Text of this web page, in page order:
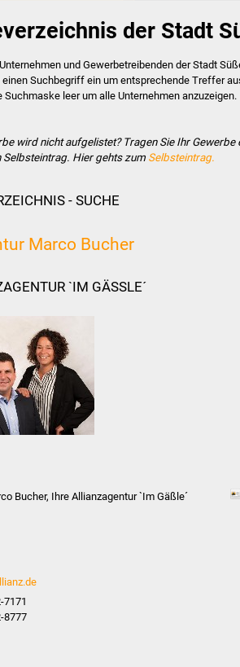
der Stadt
und Gewerbetreibenden der Stadt
einen Suchbegriff ein um entsprechende Treffer
Suchmaske leer um alle Unternehmen anzuzeigen.
wird nicht aufgelistet? Tragen Sie Ihr Gewerbe
Selbsteintrag. Hier gehts zum Selbsteintrag.
- SUCHE
Marco Bucher
`IM GÄSSLE´
Bucher, Ihre Allianzagentur `Im Gäßle´
7171
8777